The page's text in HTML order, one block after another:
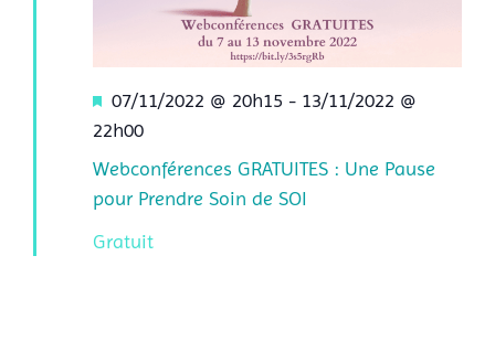
Mis
en
avant
07/11/2022 @ 20h15 - 13/11/2022 @
22h00
Webconférences GRATUITES : Une Pause
pour Prendre Soin de SOI
Gratuit